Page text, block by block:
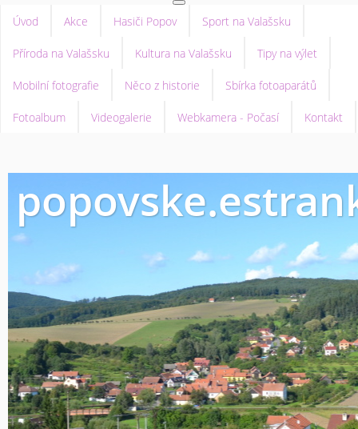
Úvod Akce Hasiči Popov Sport na Valašsku
Příroda na Valašsku Kultura na Valašsku Tipy na výlet
Mobilní fotografie Něco z historie Sbírka fotoaparátů
Fotoalbum Videogalerie Webkamera - Počasí Kontakt